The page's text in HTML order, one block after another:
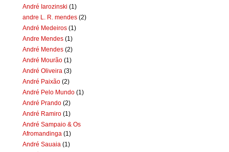
André Iarozinski (1)
andre L. R. mendes (2)
André Medeiros (1)
Andre Mendes (1)
André Mendes (2)
André Mourão (1)
André Oliveira (3)
André Paixão (2)
André Pelo Mundo (1)
André Prando (2)
André Ramiro (1)
André Sampaio & Os
Afromandinga (1)
André Sauaia (1)